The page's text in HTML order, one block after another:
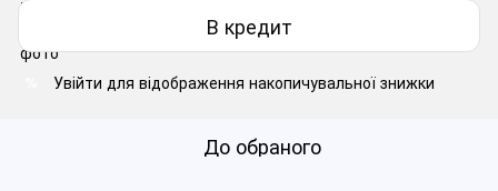
В кредит
Увійти для відображення накопичувальної знижки
До обраного